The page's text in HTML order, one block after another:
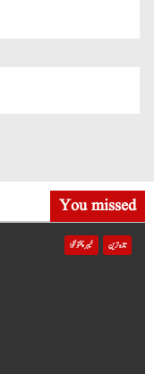
You missed
تازہ ترین خیبر پختونخوا